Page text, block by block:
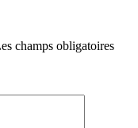
champs obligatoires